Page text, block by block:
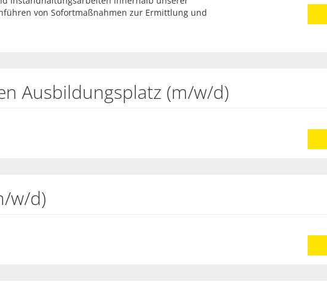
von Sofortmaßnahmen zur Ermittlung und
Ausbildungsplatz (m/w/d)
w/d)